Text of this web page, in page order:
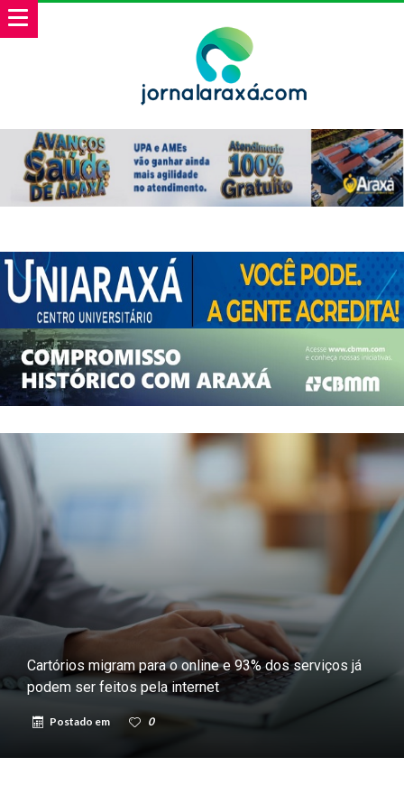
Cartórios migram para o online e 93% dos serviços já
podem ser feitos pela internet
Postado em 0